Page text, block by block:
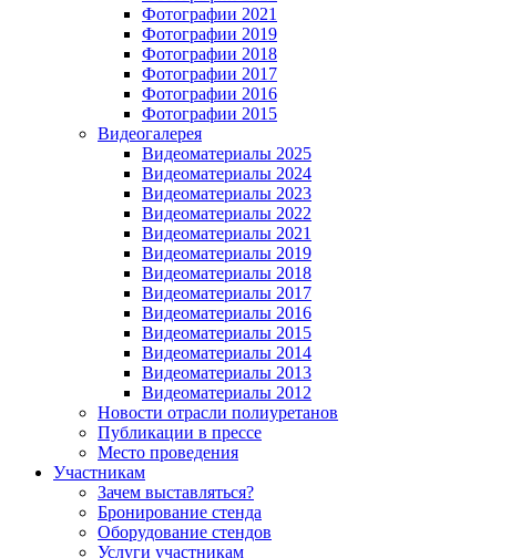
Фотографии 2021
Фотографии 2019
Фотографии 2018
Фотографии 2017
Фотографии 2016
Фотографии 2015
Видеогалерея
Видеоматериалы 2025
Видеоматериалы 2024
Видеоматериалы 2023
Видеоматериалы 2022
Видеоматериалы 2021
Видеоматериалы 2019
Видеоматериалы 2018
Видеоматериалы 2017
Видеоматериалы 2016
Видеоматериалы 2015
Видеоматериалы 2014
Видеоматериалы 2013
Видеоматериалы 2012
Новости отрасли полиуретанов
Публикации в прессе
Место проведения
Участникам
Зачем выставляться?
Бронирование стенда
Оборудование стендов
Услуги участникам